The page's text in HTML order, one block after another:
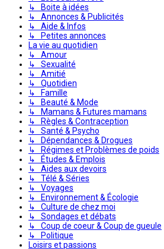
↳ Boite à idées
↳ Annonces & Publicités
↳ Aide & Infos
↳ Petites annonces
La vie au quotidien
↳ Amour
↳ Sexualité
↳ Amitié
↳ Quotidien
↳ Famille
↳ Beauté & Mode
↳ Mamans & Futures mamans
↳ Règles & Contraception
↳ Santé & Psycho
↳ Dépendances & Drogues
↳ Régimes et Problèmes de poids
↳ Études & Emplois
↳ Aides aux devoirs
↳ Télé & Séries
↳ Voyages
↳ Environnement & Écologie
↳ Culture de chez moi
↳ Sondages et débats
↳ Coup de coeur & Coup de gueule
↳ Politique
Loisirs et passions